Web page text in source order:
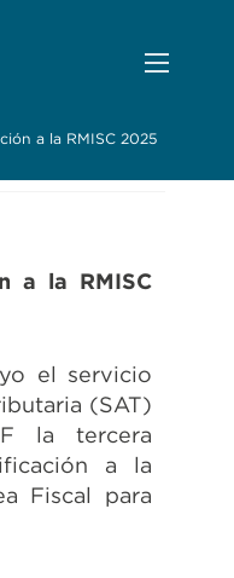
a la RMISC 2025
a la RMISC
el servicio
(SAT)
la tercera
a la
Fiscal para